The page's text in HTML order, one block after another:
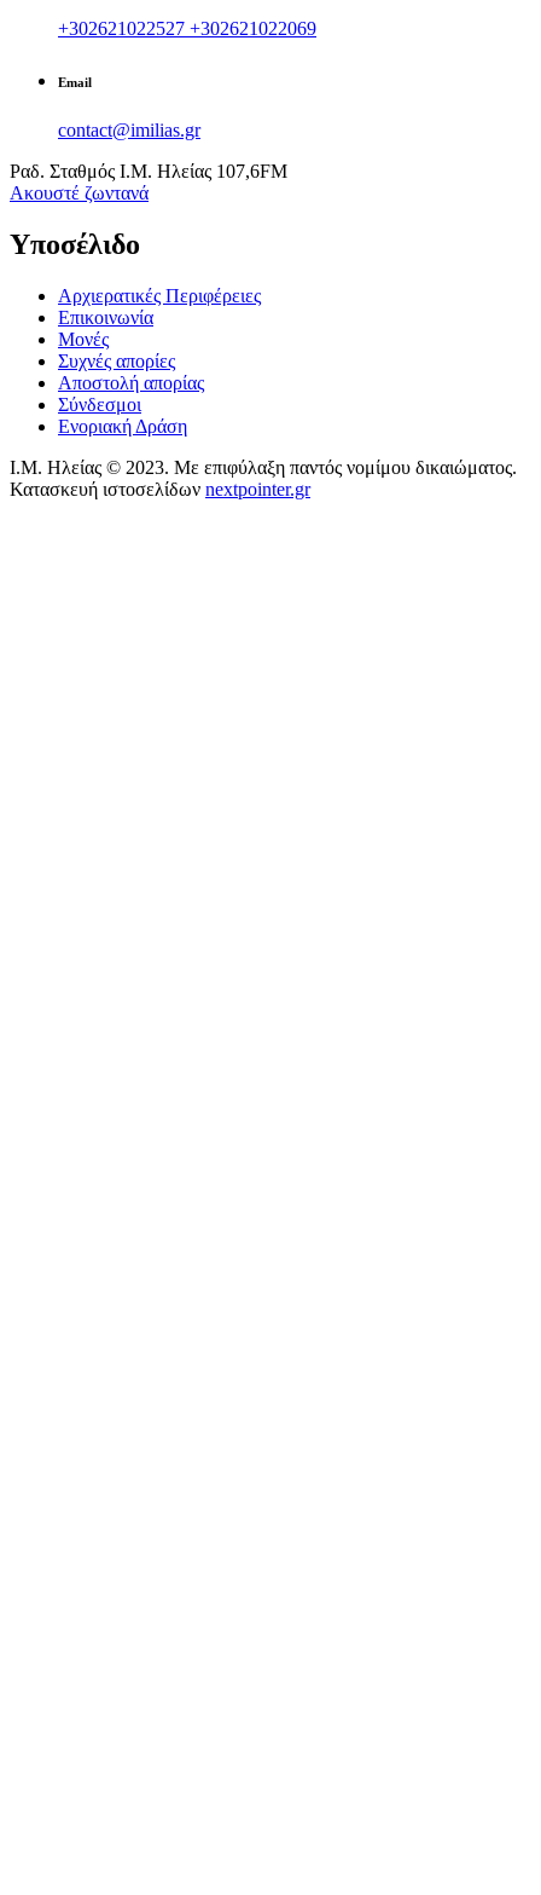
+302621022527 +302621022069
Email
contact@imilias.gr
Ραδ. Σταθμός Ι.Μ. Ηλείας 107,6FM
Aκουστέ ζωντανά
Υποσέλιδο
Αρχιερατικές Περιφέρειες
Επικοινωνία
Μονές
Συχνές απορίες
Αποστολή απορίας
Σύνδεσμοι
Ενοριακή Δράση
Ι.Μ. Ηλείας © 2023. Με επιφύλαξη παντός νομίμου δικαιώματος.
Κατασκευή ιστοσελίδων nextpointer.gr